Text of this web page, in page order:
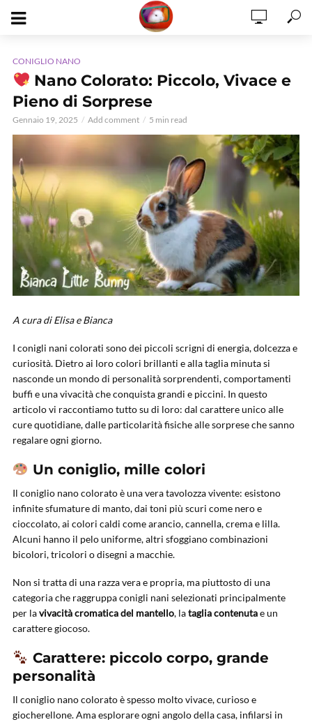
CONIGLIO NANO
Nano Colorato: Piccolo, Vivace e
Pieno di Sorprese
Gennaio 19, 2025 Add comment 5 min read
A cura di Elisa e Bianca
I conigli nani colorati sono dei piccoli scrigni di energia, dolcezza e
curiosità. Dietro ai loro colori brillanti e alla taglia minuta si
nasconde un mondo di personalità sorprendenti, comportamenti
buffi e una vivacità che conquista grandi e piccini. In questo
articolo vi raccontiamo tutto su di loro: dal carattere unico alle
cure quotidiane, dalle particolarità fisiche alle sorprese che sanno
regalare ogni giorno.
Un coniglio, mille colori
Il coniglio nano colorato è una vera tavolozza vivente: esistono
infinite sfumature di manto, dai toni più scuri come nero e
cioccolato, ai colori caldi come arancio, cannella, crema e lilla.
Alcuni hanno il pelo uniforme, altri sfoggiano combinazioni
bicolori, tricolori o disegni a macchie.
Non si tratta di una razza vera e propria, ma piuttosto di una
categoria che raggruppa conigli nani selezionati principalmente
per lavivacità cromatica del mantello, lataglia contenutae un
carattere giocoso.
Carattere: piccolo corpo, grande
personalità
Il coniglio nano colorato è spesso molto vivace, curioso e
giocherellone. Ama esplorare ogni angolo della casa, infilarsi in